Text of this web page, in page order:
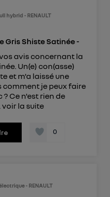
hybrid - RENAULT
Gris Shiste Satinée -
avis concernant la
Un(e) con(asse)
et m'a laissé une
comment je peux faire
Ce n'est rien de
voir la suite
0
- RENAULT